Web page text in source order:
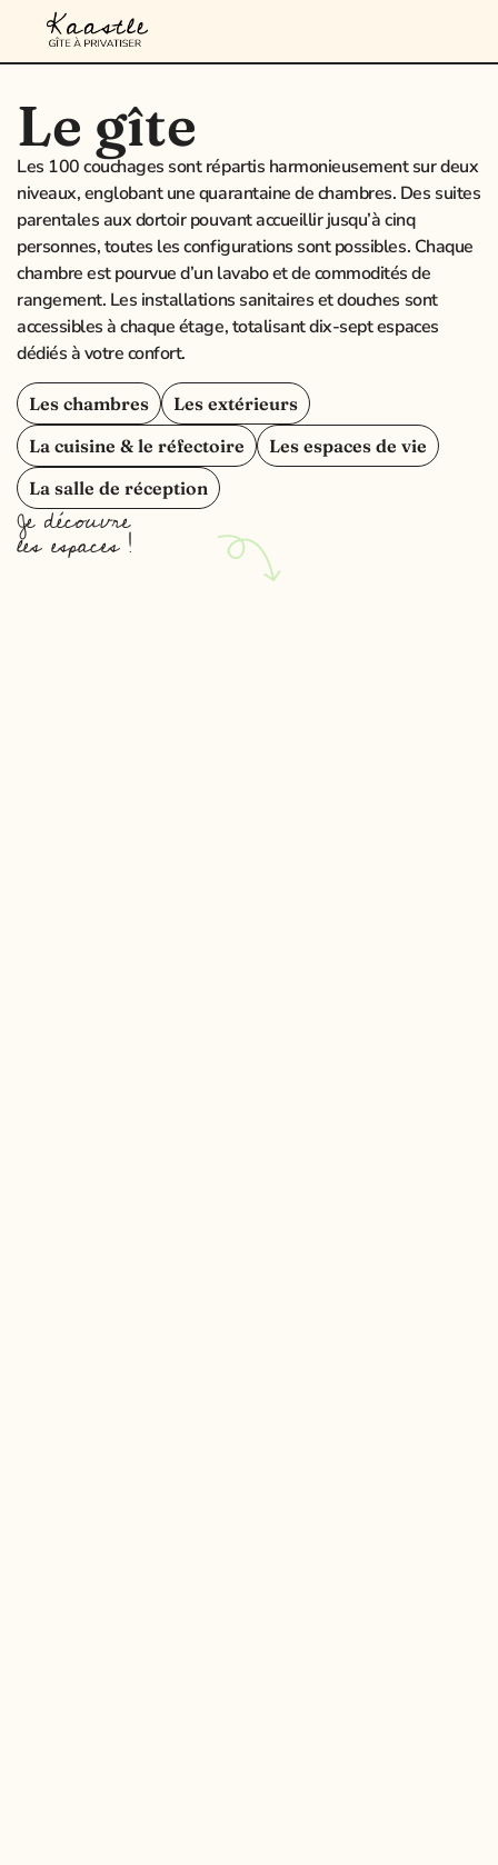
Le gîte
Les 100 couchages sont répartis harmonieusement sur deux
niveaux, englobant une quarantaine de chambres. Des suites
parentales aux dortoir pouvant accueillir jusqu’à cinq
personnes, toutes les configurations sont possibles. Chaque
chambre est pourvue d’un lavabo et de commodités de
rangement. Les installations sanitaires et douches sont
accessibles à chaque étage, totalisant dix-sept espaces
dédiés à votre confort.
Les chambres
Les extérieurs
La cuisine & le réfectoire
Les espaces de vie
La salle de réception
Je découvre
les espaces !